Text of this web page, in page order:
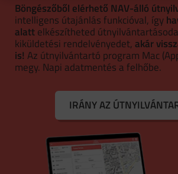
Böngészőből elérhető NAV-álló
intelligens útajánlás funkcióval, így
alattelkészítheted
kiküldetési rendelvényedet,akár
is! Az útnyilvántartó program Mac
megy. Napi adatmentés a felhőbe.
IRÁNY AZ